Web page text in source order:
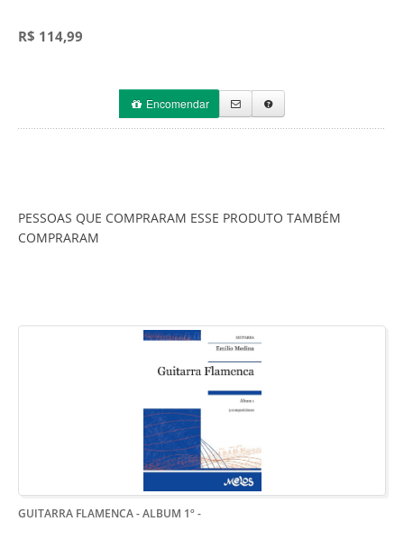
R$ 114,99
Encomendar
PESSOAS QUE COMPRARAM ESSE PRODUTO TAMBÉM
COMPRARAM
GUITARRA FLAMENCA - ALBUM 1º -